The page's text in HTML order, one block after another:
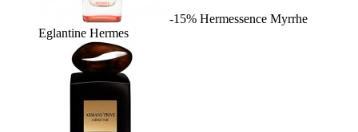
-15% Hermessence Myrrhe
Eglantine Hermes